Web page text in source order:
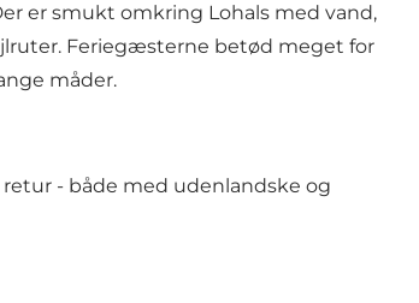
er smukt omkring Lohals med vand,
Feriegæsterne betød meget for
måder.
retur - både med udenlandske og